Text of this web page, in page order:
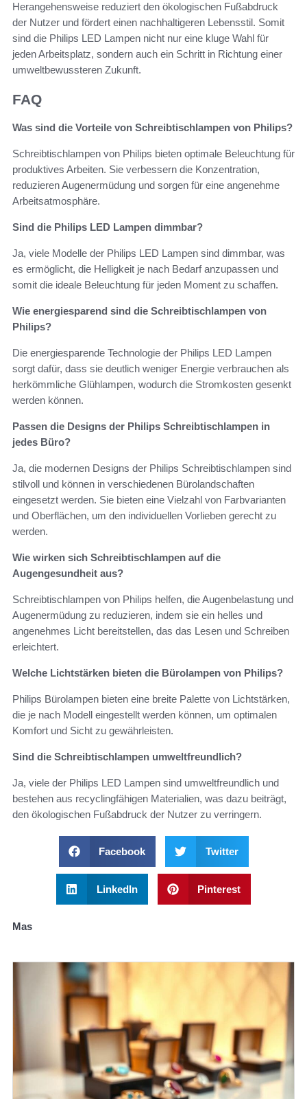
Herangehensweise reduziert den ökologischen Fußabdruck
der Nutzer und fördert einen nachhaltigeren Lebensstil. Somit
sind die Philips LED Lampen nicht nur eine kluge Wahl für
jeden Arbeitsplatz, sondern auch ein Schritt in Richtung einer
umweltbewussteren Zukunft.
FAQ
Was sind die Vorteile von Schreibtischlampen von Philips?
Schreibtischlampen von Philips bieten optimale Beleuchtung für
produktives Arbeiten. Sie verbessern die Konzentration,
reduzieren Augenermüdung und sorgen für eine angenehme
Arbeitsatmosphäre.
Sind die Philips LED Lampen dimmbar?
Ja, viele Modelle der Philips LED Lampen sind dimmbar, was
es ermöglicht, die Helligkeit je nach Bedarf anzupassen und
somit die ideale Beleuchtung für jeden Moment zu schaffen.
Wie energiesparend sind die Schreibtischlampen von
Philips?
Die energiesparende Technologie der Philips LED Lampen
sorgt dafür, dass sie deutlich weniger Energie verbrauchen als
herkömmliche Glühlampen, wodurch die Stromkosten gesenkt
werden können.
Passen die Designs der Philips Schreibtischlampen in
jedes Büro?
Ja, die modernen Designs der Philips Schreibtischlampen sind
stilvoll und können in verschiedenen Bürolandschaften
eingesetzt werden. Sie bieten eine Vielzahl von Farbvarianten
und Oberflächen, um den individuellen Vorlieben gerecht zu
werden.
Wie wirken sich Schreibtischlampen auf die
Augengesundheit aus?
Schreibtischlampen von Philips helfen, die Augenbelastung und
Augenermüdung zu reduzieren, indem sie ein helles und
angenehmes Licht bereitstellen, das das Lesen und Schreiben
erleichtert.
Welche Lichtstärken bieten die Bürolampen von Philips?
Philips Bürolampen bieten eine breite Palette von Lichtstärken,
die je nach Modell eingestellt werden können, um optimalen
Komfort und Sicht zu gewährleisten.
Sind die Schreibtischlampen umweltfreundlich?
Ja, viele der Philips LED Lampen sind umweltfreundlich und
bestehen aus recyclingfähigen Materialien, was dazu beiträgt,
den ökologischen Fußabdruck der Nutzer zu verringern.
Facebook Twitter
LinkedIn Pinterest
Mas